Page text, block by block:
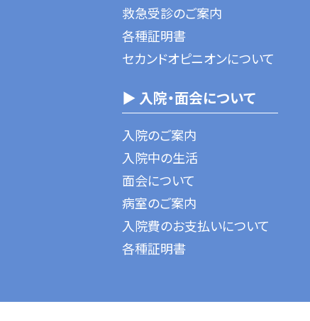
救急受診のご案内
各種証明書
セカンドオピニオンについて
▶ 入院・面会について
入院のご案内
入院中の生活
面会について
病室のご案内
入院費のお支払いについて
各種証明書